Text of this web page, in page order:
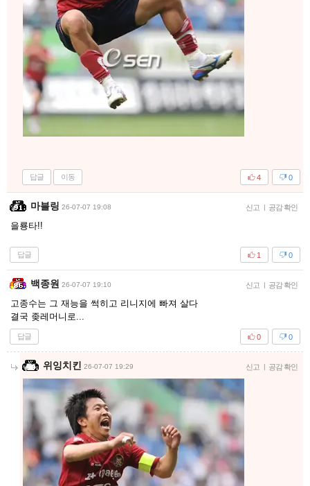
답글 이동 0
4
마블링 26-07-07 19:08 신고 공감 확인
을룡타!!
답글 0
1
백종원 26-07-07 19:10 신고 공감 확인
고종수는 그 재능을 썩히고 리니지에 빠져 살다
결국 좆레머니로...
답글 0
0
위잉치킨 26-07-07 19:29 신고 공감 확인